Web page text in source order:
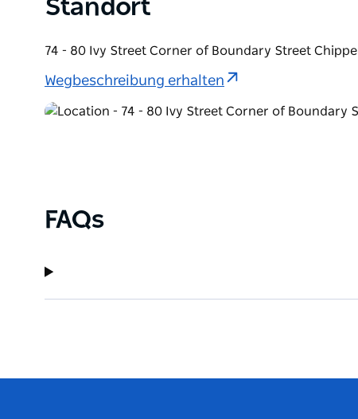
genießen Sie gehobene Küche in einem
Standort
74 - 80 Ivy Street Corner of Boundary Street
Wegbeschreibung erhalten
FAQs